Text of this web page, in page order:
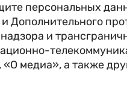
персональных
Дополнительного
надзора и
медиа», а также